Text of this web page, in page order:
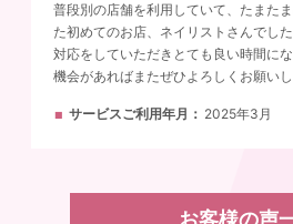
普段別の店舗を利用していて、たまた
た初めてのお店、ネイリストさんでし
対応をしていただきとても良い時間にな
機会があればまたぜひよろしくお願いし
サービスご利用年月 2025年3月
お客様の声